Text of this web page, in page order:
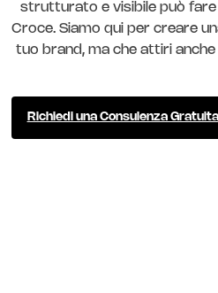
strutturato e visibile può fare
Croce. Siamo qui per creare
tuo brand, ma che attiri
Richiedi una Consulenza Gratuita